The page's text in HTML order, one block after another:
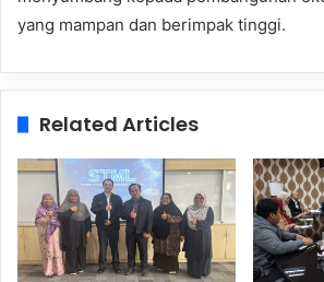
yang mampan dan berimpak tinggi.
Related Articles